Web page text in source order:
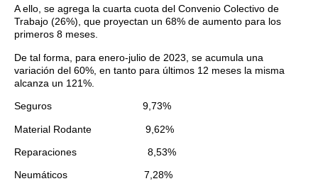
A ello, se agrega la cuarta cuota del Convenio Colectivo de
Trabajo (26%), que proyectan un 68% de aumento para los
primeros 8 meses.
De tal forma, para enero-julio de 2023, se acumula una
variación del 60%, en tanto para últimos 12 meses la misma
alcanza un 121%.
Seguros 9,73%
Material Rodante 9,62%
Reparaciones 8,53%
Neumáticos 7,28%